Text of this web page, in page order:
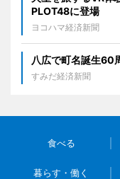
PLOT48に登場
ヨコハマ経済新聞
八広で町名誕生
すみだ経済新聞
食べる
暮らす・働く